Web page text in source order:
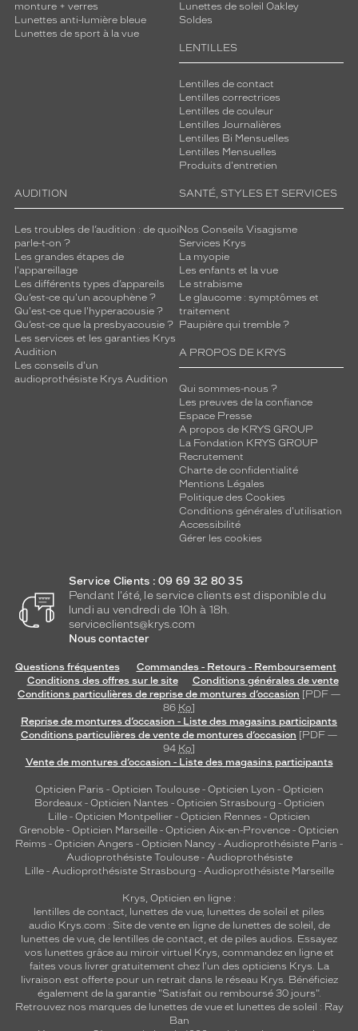
monture + verres
Lunettes anti-lumière bleue
Lunettes de sport à la vue
Lunettes de soleil Oakley
Soldes
LENTILLES
Lentilles de contact
Lentilles correctrices
Lentilles de couleur
Lentilles Journalières
Lentilles Bi Mensuelles
Lentilles Mensuelles
Produits d'entretien
AUDITION
Les troubles de l’audition : de quoi
parle-t-on ?
Les grandes étapes de
l'appareillage
Les différents types d’appareils
Qu’est-ce qu'un acouphène ?
Qu'est-ce que l'hyperacousie ?
Qu’est-ce que la presbyacousie ?
Les services et les garanties Krys
Audition
Les conseils d'un
audioprothésiste Krys Audition
SANTÉ, STYLES ET SERVICES
Nos Conseils Visagisme
Services Krys
La myopie
Les enfants et la vue
Le strabisme
Le glaucome : symptômes et
traitement
Paupière qui tremble ?
A PROPOS DE KRYS
Qui sommes-nous ?
Les preuves de la confiance
Espace Presse
A propos de KRYS GROUP
La Fondation KRYS GROUP
Recrutement
Charte de confidentialité
Mentions Légales
Politique des Cookies
Conditions générales d'utilisation
Accessibilité
Gérer les cookies
Service Clients : 09 69 32 80 35
Pendant l'été, le service clients est disponible du
lundi au vendredi de 10h à 18h.
serviceclients@krys.com
Nous contacter
Questions fréquentes
Commandes - Retours - Remboursement
Conditions des offres sur le site
Conditions générales de vente
Conditions particulières de reprise de montures d’occasion [PDF —
86 Ko]
Reprise de montures d’occasion - Liste des magasins participants
Conditions particulières de vente de montures d’occasion [PDF —
94 Ko]
Vente de montures d’occasion - Liste des magasins participants
Opticien Paris - Opticien Toulouse- Opticien Lyon - Opticien
Bordeaux- Opticien Nantes - Opticien Strasbourg - Opticien
Lille - Opticien Montpellier - Opticien Rennes - Opticien
Grenoble - Opticien Marseille - Opticien Aix-en-Provence - Opticien
Reims - Opticien Angers - Opticien Nancy - Audioprothésiste Paris -
Audioprothésiste Toulouse- Audioprothésiste
Lille- Audioprothésiste Strasbourg - Audioprothésiste Marseille
Krys, Opticien en ligne :
lentilles de contact, lunettes de vue, lunettes de soleil et piles
audio Krys.com : Site de vente en ligne de lunettes de soleil, de
lunettes de vue, de lentilles de contact, et de piles audios. Essayez
vos lunettes grâce au miroir virtuel Krys, commandez en ligne et
faites vous livrer gratuitement chez l'un des opticiens Krys. La
livraison est offerte pour un retrait dans le réseau Krys. Bénéficiez
également de la garantie "Satisfait ou remboursé 30 jours".
Retrouvez nos marques de lunettes de vue et lunettes de soleil : Ray
Ban